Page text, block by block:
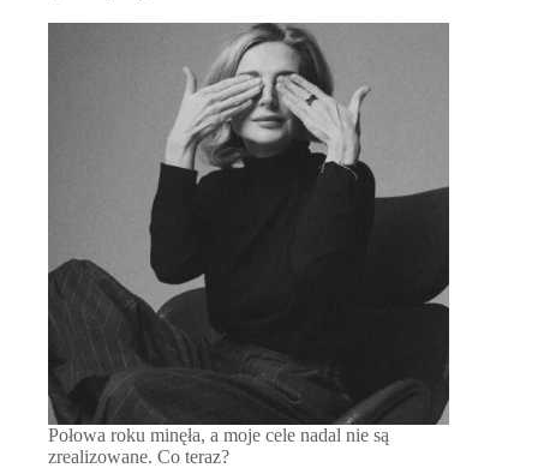
Połowa roku minęła, a moje cele nadal nie są
zrealizowane. Co teraz?